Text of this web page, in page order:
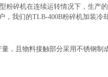
碎机在连续运转情况下，生产的
，我们的TLB-400B粉碎机加装冷
，且物料接触部分采用不锈钢制